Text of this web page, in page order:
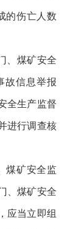
的伤亡人数
、煤矿安全
故信息举报
全生产监督
进行调查核
煤矿安全监
、煤矿安全
应当立即组